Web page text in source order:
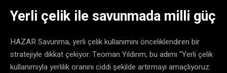
Yerli çelik ile savunmada milli güç
HAZAR Savunma, yerli çelik kullanımını önceliklendiren bir
stratejiyle dikkat çekiyor. Teoman Yıldırım, bu adımı “Yerli çelik
kullanımıyla yerlilik oranını ciddi şekilde artırmayı amaçlıyoruz.